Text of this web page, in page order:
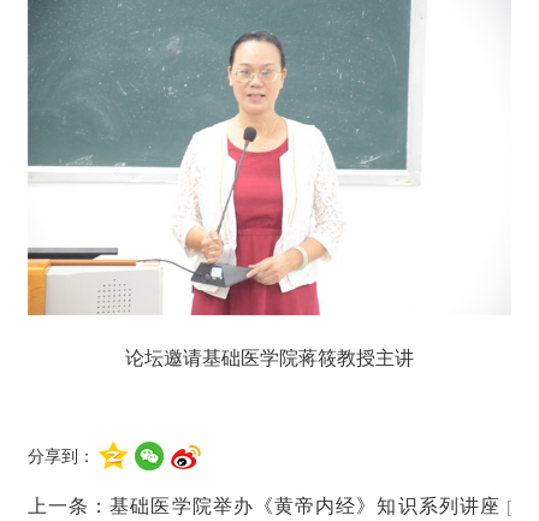
论坛邀请基础医学院蒋筱教授主讲
分享到：
上一条：基础医学院举办《黄帝内经》知识系列讲座 [